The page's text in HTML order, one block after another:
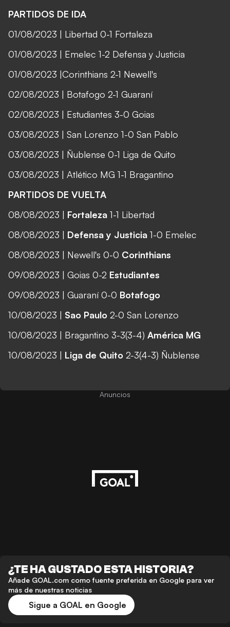
PARTIDOS DE IDA
01/08/2023 | Libertad 0-1 Fortaleza
01/08/2023 | Emelec 1-2 Defensa y Justicia
01/08/2023 |Corinthians 2-1 Newell's
02/08/2023 | Botafogo 2-1 Guaraní
02/08/2023 | Estudiantes 3-0 Goias
03/08/2023 | San Lorenzo 1-0 San Pablo
03/08/2023 | Ñublense 0-1 Liga de Quito
03/08/2023 | Atlético MG 1-1 Bragantino
PARTIDOS DE VUELTA
08/08/2023 | Fortaleza 1-1 Libertad
08/08/2023 | Defensa y Justicia 1-0 Emelec
08/08/2023 | Newell's 0-0 Corinthians
09/08/2023 | Goias 0-2 Estudiantes
09/08/2023 | Guaraní 0-0 Botafogo
10/08/2023 | Sao Paulo 2-0 San Lorenzo
10/08/2023 | Bragantino 3-3(3-4) América MG
10/08/2023 | Liga de Quito 2-3(4-3) Ñublense
Anuncios
¿TE HA GUSTADO ESTA HISTORIA?
Añade GOAL.com como fuente preferida en Google para ver
más de nuestras noticias
Sigue a GOAL en Google